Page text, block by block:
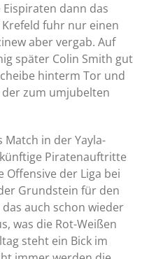
dann das
fuhr nur einen
aber vergab. Auf
später Colin Smith gut
hinterm Tor und
zum umjubelten
Match in der Yayla-
Piratenauftritte
Offensive der Liga bei
Grundstein für den
auch schon wieder
was die Rot-Weißen
steht ein Bick im